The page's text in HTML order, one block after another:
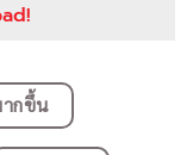
ากขึ้น